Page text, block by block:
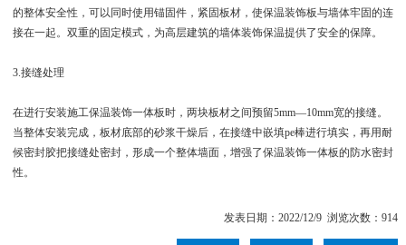
的整体安全性，可以同时使用锚固件，紧固板材，使保温装饰板与墙体牢固的连
接在一起。双重的固定模式，为高层建筑的墙体装饰保温提供了安全的保障。
3.接缝处理
在进行安装施工保温装饰一体板时，两块板材之间预留5mm—10mm宽的接缝。
当整体安装完成，板材底部的砂浆干燥后，在接缝中嵌填pe棒进行填实，再用耐
候密封胶把接缝处密封，形成一个整体墙面，增强了保温装饰一体板的防水密封
性。
发表日期：2022/12/9 浏览次数：914